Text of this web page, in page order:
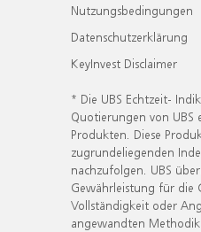
Nutzungsbedingungen
Datenschutzerklärung
KeyInvest Disclaimer
* Die UBS Echtzeit-
Quotierungen von UBS
Produkten. Diese
zugrundeliegenden
nachzufolgen. UBS
Gewährleistung für die
Vollständigkeit oder
angewandten Methodik.